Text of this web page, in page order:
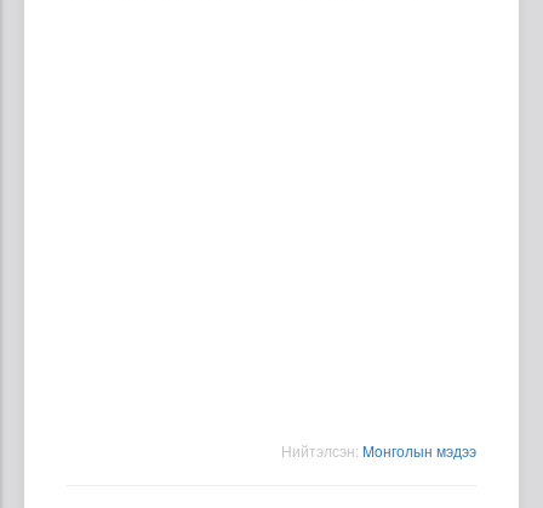
Нийтэлсэн: Moнголын мэдээ